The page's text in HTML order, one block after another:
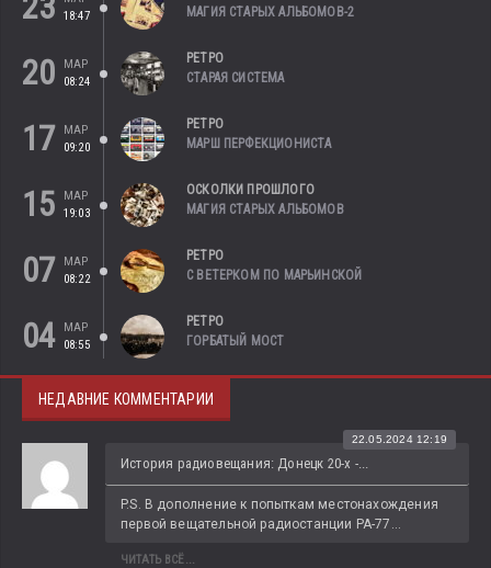
18:47
МАГИЯ СТАРЫХ АЛЬБОМОВ-2
20
МАР
08:24
РЕТРО
СТАРАЯ СИСТЕМА
17
МАР
09:20
РЕТРО
МАРШ ПЕРФЕКЦИОНИСТА
15
МАР
19:03
ОСКОЛКИ ПРОШЛОГО
МАГИЯ СТАРЫХ АЛЬБОМОВ
07
МАР
08:22
РЕТРО
С ВЕТЕРКОМ ПО МАРЬИНСКОЙ
04
МАР
08:55
РЕТРО
ГОРБАТЫЙ МОСТ
НЕДАВНИЕ КОММЕНТАРИИ
История радиовещания: Донецк 20-х -...
22.05.2024 12:19
P.S. В дополнение к попыткам местонахождения
первой вещательной радиостанции РА-77...
ЧИТАТЬ ВСЁ...